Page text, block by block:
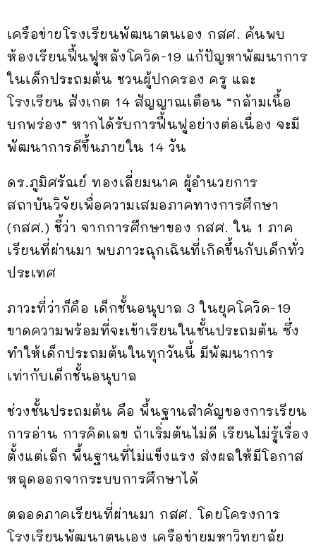
เครือข่ายโรงเรียนพัฒนาตนเอง กสศ. ค้นพบ
ห้องเรียนฟื้นฟูหลังโควิด-19 แก้ปัญหาพัฒนาการ
ในเด็กประถมต้น ชวนผู้ปกครอง ครู และ
โรงเรียน สังเกต 14 สัญญาณเตือน “กล้ามเนื้อ
บกพร่อง” หากได้รับการฟื้นฟูอย่างต่อเนื่อง จะมี
พัฒนาการดีขึ้นภายใน 14 วัน
ดร.ภูมิศรัณย์ ทองเลี่ยมนาค ผู้อำนวยการ
สถาบันวิจัยเพื่อความเสมอภาคทางการศึกษา
(กสศ.) ชี้ว่า จากการศึกษาของ กสศ. ใน 1 ภาค
เรียนที่ผ่านมา พบภาวะฉุกเฉินที่เกิดขึ้นกับเด็กทั่ว
ประเทศ
ภาวะที่ว่าก็คือ เด็กชั้นอนุบาล 3 ในยุคโควิด-19
ขาดความพร้อมที่จะเข้าเรียนในชั้นประถมต้น ซึ่ง
ทำให้เด็กประถมต้นในทุกวันนี้ มีพัฒนาการ
เท่ากับเด็กชั้นอนุบาล
ช่วงชั้นประถมต้น คือ พื้นฐานสําคัญของการเรียน
การอ่าน การคิดเลข ถ้าเริ่มต้นไม่ดี เรียนไม่รู้เรื่อง
ตั้งแต่เล็ก พื้นฐานที่ไม่แข็งแรง ส่งผลให้มีโอกาส
หลุดออกจากระบบการศึกษาได้
ตลอดภาคเรียนที่ผ่านมา กสศ. โดยโครงการ
โรงเรียนพัฒนาตนเอง เครือข่ายมหาวิทยาลัย